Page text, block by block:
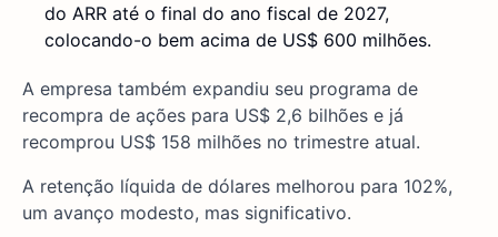
do ARR até o final do ano fiscal de 2027,
colocando-o bem acima de US$ 600 milhões.
A empresa também expandiu seu programa de
recompra de ações para US$ 2,6 bilhões e já
recomprou US$ 158 milhões no trimestre atual.
A retenção líquida de dólares melhorou para 102%,
um avanço modesto, mas significativo.